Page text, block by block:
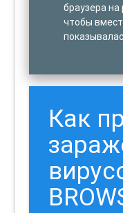
браузера
чтобы
Как